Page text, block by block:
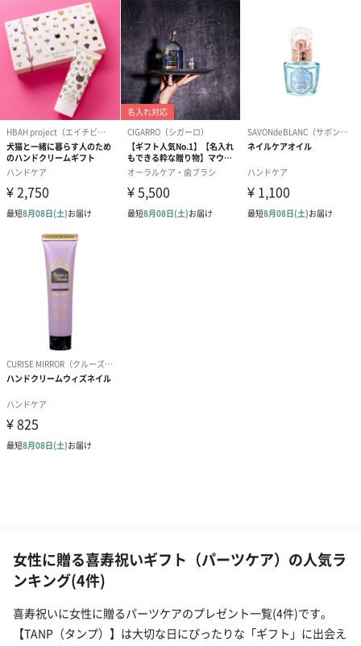
女性に贈る喜寿祝いギフト（パーツケア）の人気ラ
ンキング(4件)
喜寿祝いに女性に贈るパーツケアのプレゼント一覧(4件)です。
【TANP（タンプ）】は大切な日にぴったりな「ギフト」に出会え